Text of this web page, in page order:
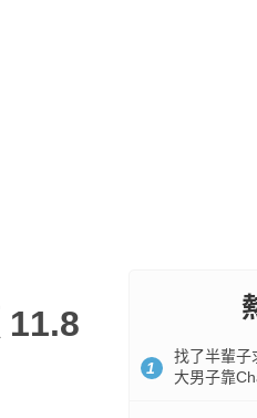
11.8
1
找了半輩子
大男子靠